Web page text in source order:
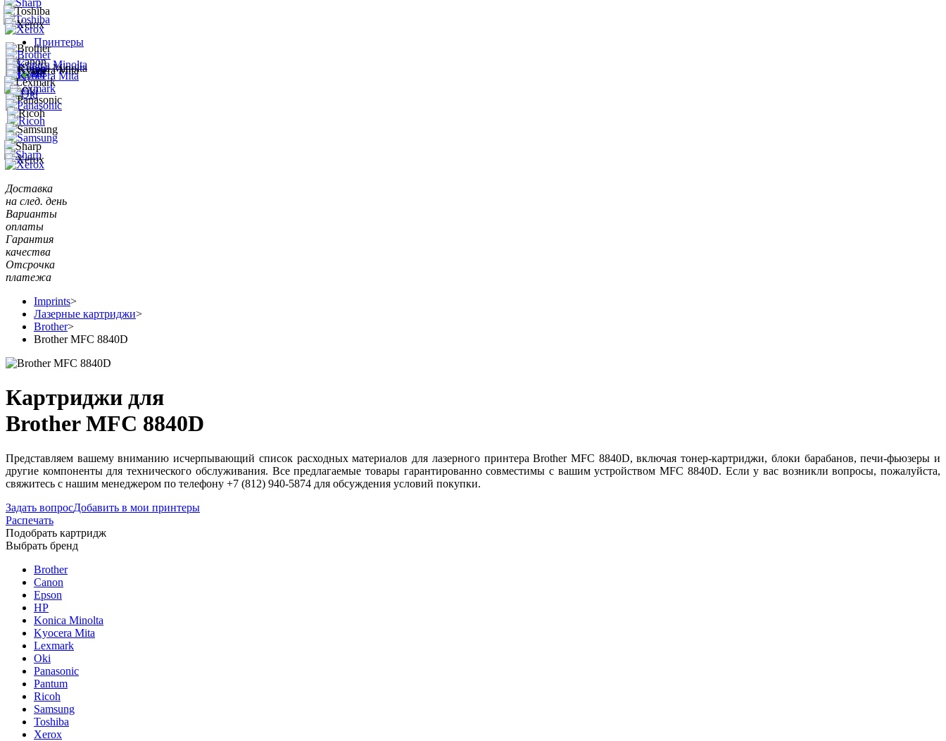
Принтеры
Доставка
на след. день
Варианты
оплаты
Гарантия
качества
Отсрочка
платежа
Imprints>
Лазерные картриджи>
Brother>
Brother MFC 8840D
Картриджи для
Brother MFC 8840D
Представляем вашему вниманию исчерпывающий список расходных материалов для лазерного принтера Brother MFC 8840D, включая тонер-картриджи, блоки барабанов, печи-фьюзеры и
другие компоненты для технического обслуживания. Все предлагаемые товары гарантированно совместимы с вашим устройством MFC 8840D. Если у вас возникли вопросы, пожалуйста,
свяжитесь с нашим менеджером по телефону +7 (812) 940-5874 для обсуждения условий покупки.
Задать вопросДобавить в мои принтеры
Распечать
Подобрать картридж
Выбрать бренд
Brother
Canon
Epson
HP
Konica Minolta
Kyocera Mita
Lexmark
Oki
Panasonic
Pantum
Ricoh
Samsung
Toshiba
Xerox